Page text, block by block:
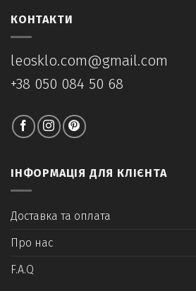
КОНТАКТИ
leosklo.com@gmail.com
+38 050 084 50 68
ІНФОРМАЦІЯ ДЛЯ КЛІЄНТА
Доставка та оплата
Про нас
F.A.Q